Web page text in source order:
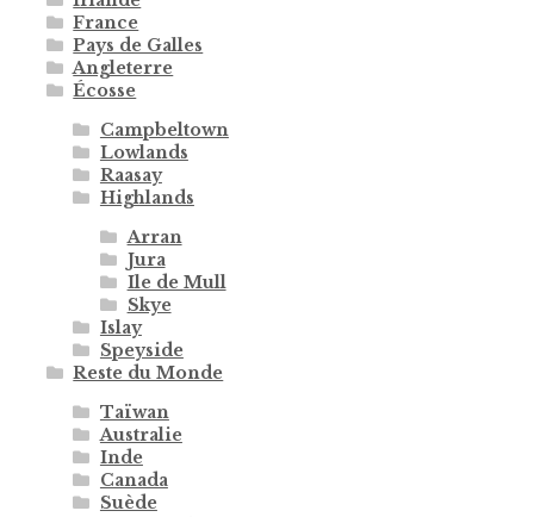
France
Pays de Galles
Angleterre
Écosse
Campbeltown
Lowlands
Raasay
Highlands
Arran
Jura
Ile de Mull
Skye
Islay
Speyside
Reste du Monde
Taïwan
Australie
Inde
Canada
Suède